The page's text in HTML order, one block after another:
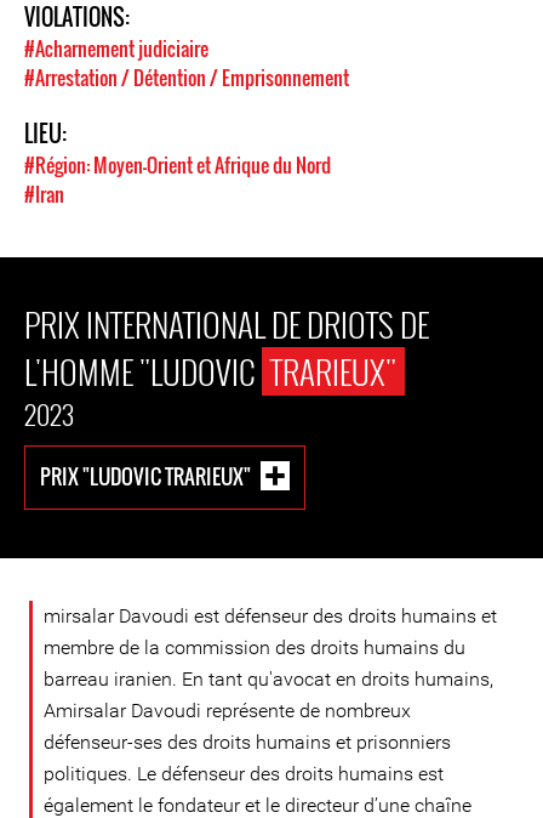
VIOLATIONS:
#Acharnement judiciaire
#Arrestation / Détention / Emprisonnement
LIEU:
#Région: Moyen-Orient et Afrique du Nord
#Iran
PRIX INTERNATIONAL DE DRIOTS DE
L'HOMME "LUDOVIC TRARIEUX"
2023
PRIX "LUDOVIC TRARIEUX"
mirsalar Davoudi est défenseur des droits humains et
membre de la commission des droits humains du
barreau iranien. En tant qu'avocat en droits humains,
Amirsalar Davoudi représente de nombreux
défenseur-ses des droits humains et prisonniers
politiques. Le défenseur des droits humains est
également le fondateur et le directeur d’une chaîne